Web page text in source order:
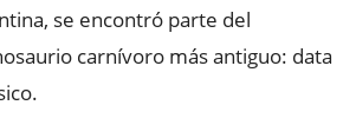
se encontró parte del
carnívoro más antiguo: data